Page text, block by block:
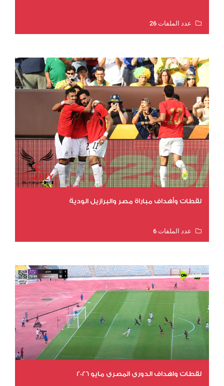
عدد الملفات 26
لقطات وأهداف مباراة مصر والبرازيل الودية
عدد الملفات 6
لقطات واهداف الدوري المصري مايو 2026